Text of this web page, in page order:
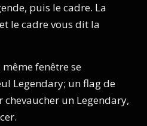
puis le cadre. La
le cadre vous dit la
fenêtre se
Legendary; un flag de
un Legendary,